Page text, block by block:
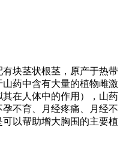
块茎状根茎，原产于热带
药中含有大量的植物雌激
在人体中的作用），山药
不育、月经疼痛、月经不
以帮助增大胸围的主要植